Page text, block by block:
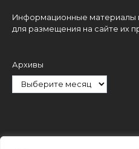
Информационные материалы
для размещения на сайте их
Архивы